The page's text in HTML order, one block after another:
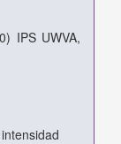
IPS UWVA,